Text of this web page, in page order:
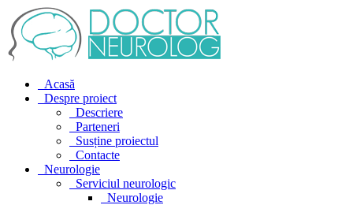
Acasă
Despre proiect
Descriere
Parteneri
Susține proiectul
Contacte
Neurologie
Serviciul neurologic
Neurologie